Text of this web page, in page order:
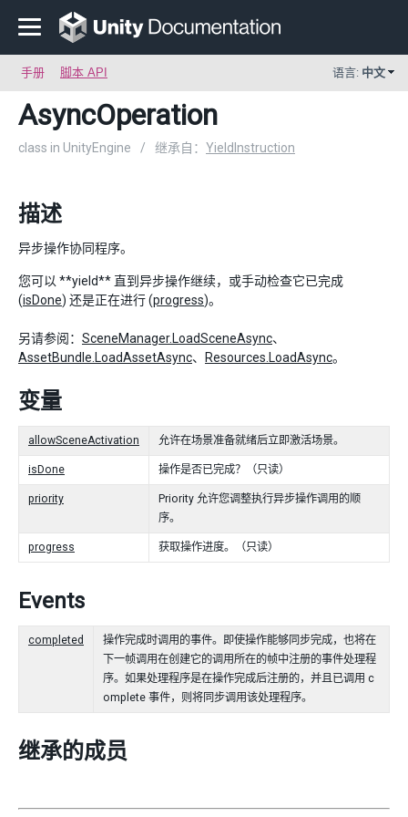
手册 脚本 API 语言: 中文
AsyncOperation
class in UnityEngine / 继承自： YieldInstruction
描述
异步操作协同程序。
您可以 **yield** 直到异步操作继续，或手动检查它已完成
(isDone) 还是正在进行 (progress)。
另请参阅： SceneManager.LoadSceneAsync、
AssetBundle.LoadAssetAsync、 Resources.LoadAsync。
变量
allowSceneActivation 允许在场景准备就绪后立即激活场景。
isDone 操作是否已完成？（只读）
priority
Priority 允许您调整执行异步操作调用的顺
序。
progress 获取操作进度。（只读）
Events
completed
操作完成时调用的事件。即使操作能够同步完成，也将在
下一帧调用在创建它的调用所在的帧中注册的事件处理程
序。如果处理程序是在操作完成后注册的，并且已调用 c
omplete 事件，则将同步调用该处理程序。
继承的成员